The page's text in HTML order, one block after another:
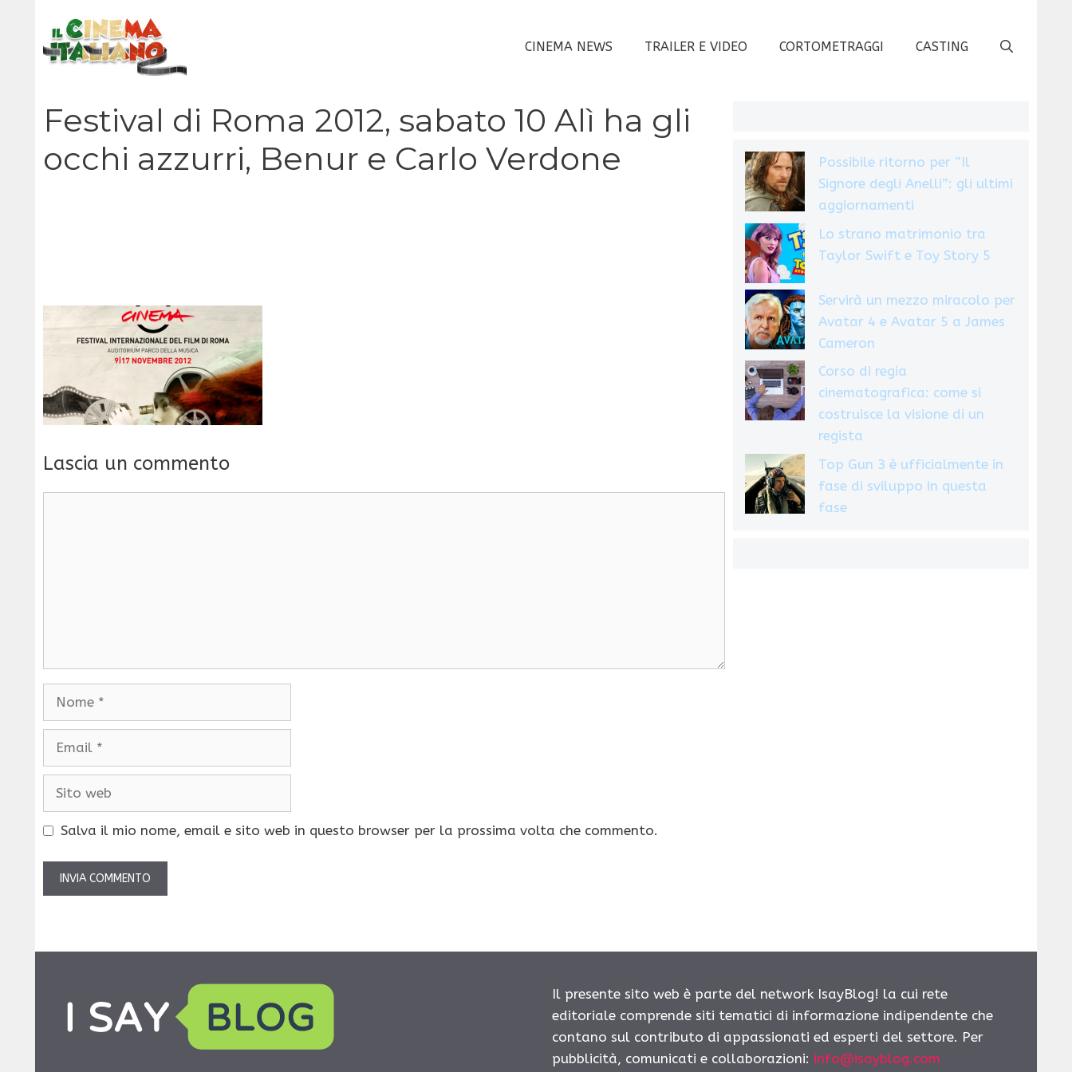
contenuto
CINEMA NEWS TRAILER E VIDEO CORTOMETRAGGI CASTING
Festival di Roma 2012, sabato 10 Alì ha gli
occhi azzurri, Benur e Carlo Verdone
Lascia un commento
Salva il mio nome, email e sito web in questo browser per la prossima volta che commento.
Possibile ritorno per “Il
Signore degli Anelli”: gli ultimi
aggiornamenti
Lo strano matrimonio tra
Taylor Swift e Toy Story 5
Servirà un mezzo miracolo per
Avatar 4 e Avatar 5 a James
Cameron
Corso di regia
cinematografica: come si
costruisce la visione di un
regista
Top Gun 3 è ufficialmente in
fase di sviluppo in questa
fase
Il presente sito web è parte del network IsayBlog! la cui rete
editoriale comprende siti tematici di informazione indipendente che
contano sul contributo di appassionati ed esperti del settore. Per
pubblicità, comunicati e collaborazioni: info@isayblog.com